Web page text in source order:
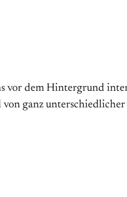
vor dem Hintergrund
ganz